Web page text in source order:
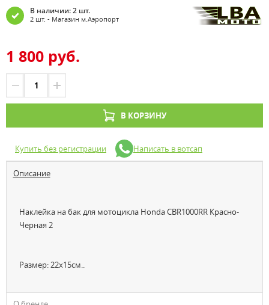
В наличии: 2 шт.
2 шт. - Магазин м.Аэропорт
1 800 руб.
В КОРЗИНУ
Купить без регистрации Написать в вотсап
Описание
Наклейка на бак для мотоцикла Honda CBR1000RR Красно-
Черная 2
Размер: 22x15см..